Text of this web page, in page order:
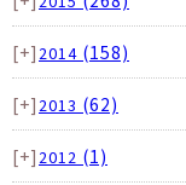
[+] 2014 (158)
[+] 2013 (62)
[+] 2012 (1)